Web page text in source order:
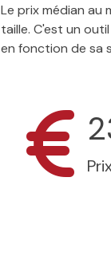
Le prix médian au
taille. C'est un
en fonction de sa